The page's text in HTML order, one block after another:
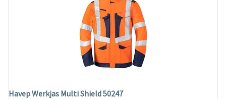
Havep Werkjas Multi Shield 50247